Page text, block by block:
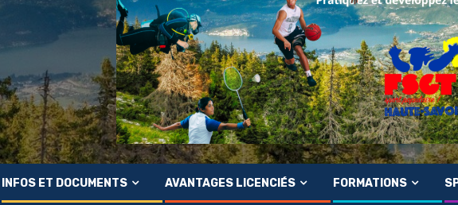
INFOS ET DOCUMENTS AVANTAGES LICENCIÉS FORMATIONS